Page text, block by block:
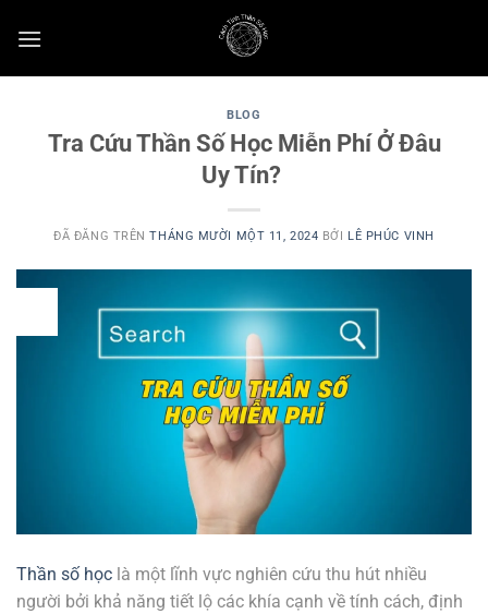
đến
BLOG
Tra Cứu Thần Số Học Miễn Phí Ở Đâu
Uy Tín?
ĐÃ ĐĂNG TRÊNTHÁNG MƯỜI MỘT 11, 2024 BỞI LÊ PHÚC VINH
Thần số học là một lĩnh vực nghiên cứu thu hút nhiều
người bởi khả năng tiết lộ các khía cạnh về tính cách, định